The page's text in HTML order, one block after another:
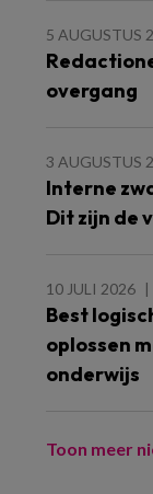
5 AUGUSTUS
overgang
3 AUGUSTUS
Interne
Dit zijn de
10 JULI 2026
Best
oplossen
onderwijs
Toon meer